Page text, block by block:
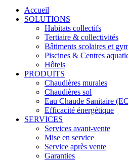
Accueil
SOLUTIONS
Habitats collectifs
Tertiaire & collectivités
Bâtiments scolaires et
Piscines & Centres
Hôtels
PRODUITS
Chaudières murales
Chaudières sol
Eau Chaude Sanitaire
Efficacité énergétique
SERVICES
Services avant-vente
Mise en service
Service après vente
Garanties